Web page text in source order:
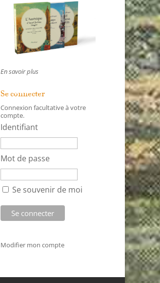
En savoir plus
Se connecter
Connexion facultative à votre
compte.
Identifiant
Mot de passe
Se souvenir de moi
Modifier mon compte